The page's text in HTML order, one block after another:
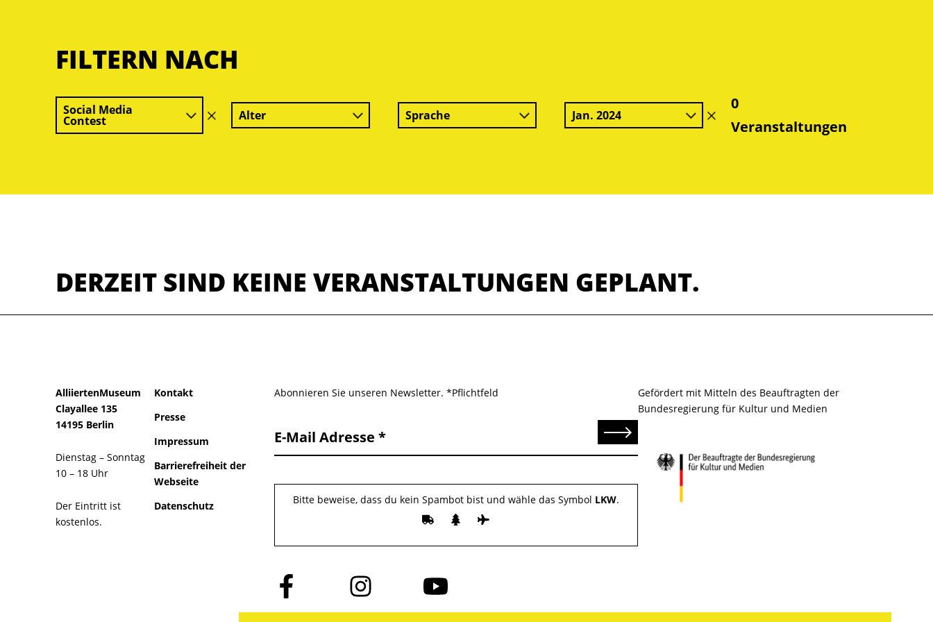
FILTERN NACH
Social Media
Contest
Filter
löschen
Alter Sprache Jan. 2024
Filter
löschen
0
Veranstaltungen
DERZEIT SIND KEINE VERANSTALTUNGEN GEPLANT.
AlliiertenMuseum
Clayallee 135
14195 Berlin
Dienstag – Sonntag
10 – 18 Uhr
Der Eintritt ist
kostenlos.
Kontakt
Presse
Impressum
Barrierefreiheit der
Webseite
Datenschutz
Abonnieren Sie unseren Newsletter. *Pflichtfeld
E-Mail Adresse Senden
Bitte beweise, dass du kein Spambot bist und wähle das Symbol LKW.
Folge
uns
auf
Folge
uns
auf
Folge
uns
auf
Gefördert mit Mitteln des Beauftragten der
Bundesregierung für Kultur und Medien